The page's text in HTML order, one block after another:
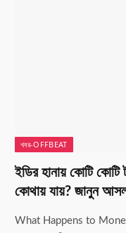
খবর-OFFBEAT
ইডির হানায় কোটি কোটি
কোথায় যায়? জানুন
What Happens to Money